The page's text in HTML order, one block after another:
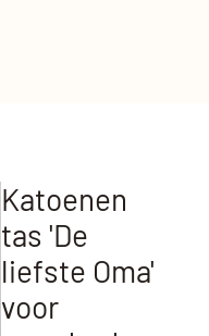
Katoenen
tas 'De
liefste Oma'
voor